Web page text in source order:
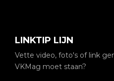
LINKTIP LIJN
Vette video, foto's of link
VKMag moet staan?